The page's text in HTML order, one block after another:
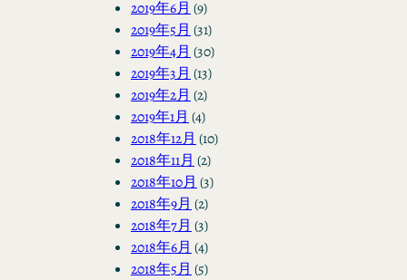
2019年6月 (9)
2019年5月 (31)
2019年4月 (30)
2019年3月 (13)
2019年2月 (2)
2019年1月 (4)
2018年12月 (10)
2018年11月 (2)
2018年10月 (3)
2018年9月 (2)
2018年7月 (3)
2018年6月 (4)
2018年5月 (5)